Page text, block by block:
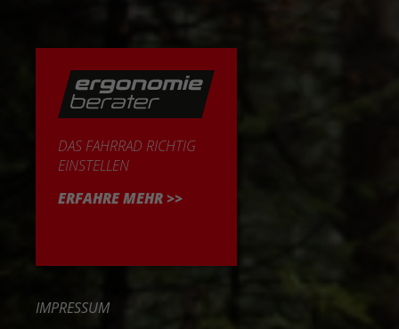
DAS FAHRRAD RICHTIG
EINSTELLEN
ERFAHRE MEHR >>
IMPRESSUM